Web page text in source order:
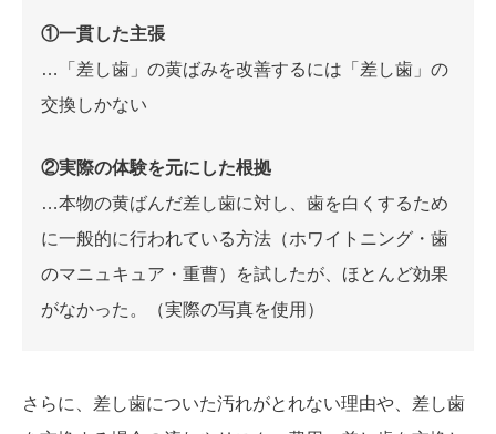
①一貫した主張
…「差し歯」の黄ばみを改善するには「差し歯」の
交換しかない
②実際の体験を元にした根拠
…本物の黄ばんだ差し歯に対し、歯を白くするため
に一般的に行われている方法（ホワイトニング・歯
のマニュキュア・重曹）を試したが、ほとんど効果
がなかった。（実際の写真を使用）
さらに、差し歯についた汚れがとれない理由や、差し歯